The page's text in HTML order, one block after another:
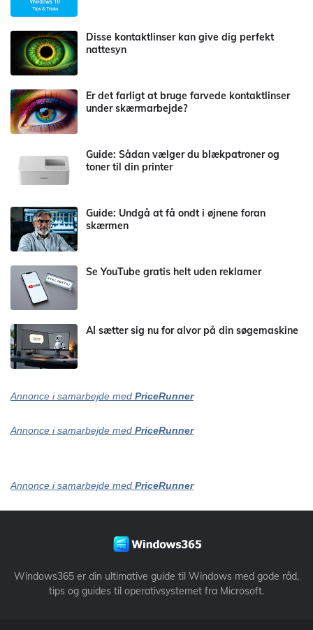
Disse kontaktlinser kan give dig perfekt
nattesyn
Er det farligt at bruge farvede kontaktlinser
under skærmarbejde?
Guide: Sådan vælger du blækpatroner og
toner til din printer
Guide: Undgå at få ondt i øjnene foran
skærmen
Se YouTube gratis helt uden reklamer
AI sætter sig nu for alvor på din søgemaskine
Annonce i samarbejde med PriceRunner
Annonce i samarbejde med PriceRunner
Annonce i samarbejde med PriceRunner
Windows365 er din ultimative guide til Windows med gode råd,
tips og guides til operativsystemet fra Microsoft.